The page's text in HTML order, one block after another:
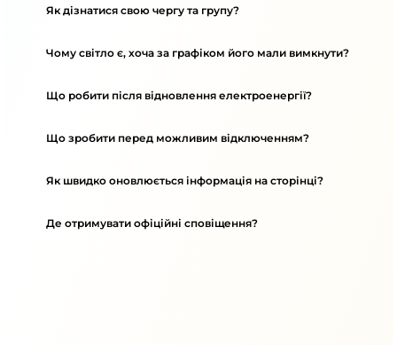
Як дізнатися свою чергу та групу?
Чому світло є, хоча за графіком його мали вимкнути?
Що робити після відновлення електроенергії?
Що зробити перед можливим відключенням?
Як швидко оновлюється інформація на сторінці?
Де отримувати офіційні сповіщення?